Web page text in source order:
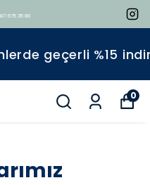
675 35 80
%15 indirim
0